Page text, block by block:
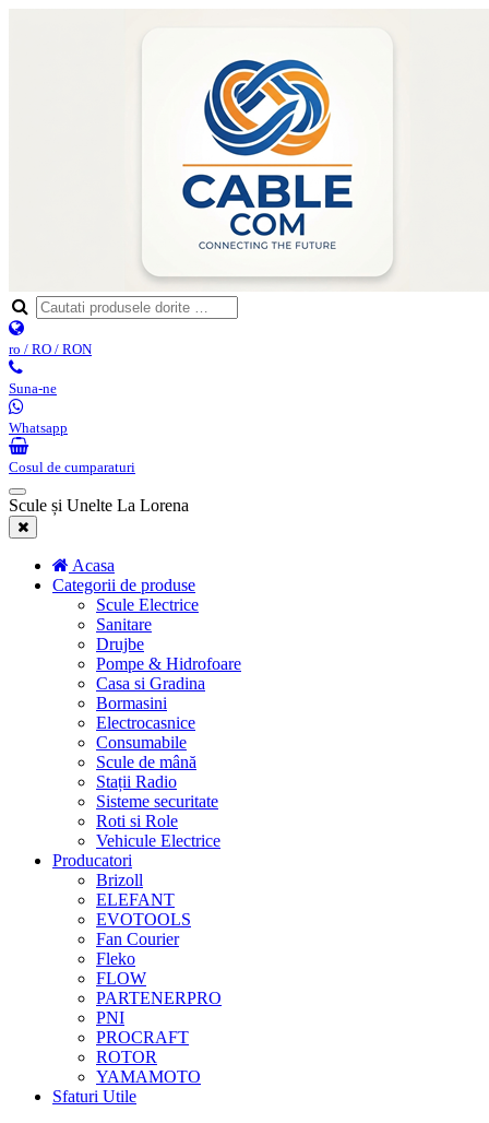
ro / RO / RON
Suna-ne
Whatsapp
Cosul de cumparaturi
Scule și Unelte La Lorena
Acasa
Categorii de produse
Scule Electrice
Sanitare
Drujbe
Pompe & Hidrofoare
Casa si Gradina
Bormasini
Electrocasnice
Consumabile
Scule de mână
Stații Radio
Sisteme securitate
Roti si Role
Vehicule Electrice
Producatori
Brizoll
ELEFANT
EVOTOOLS
Fan Courier
Fleko
FLOW
PARTENERPRO
PNI
PROCRAFT
ROTOR
YAMAMOTO
Sfaturi Utile